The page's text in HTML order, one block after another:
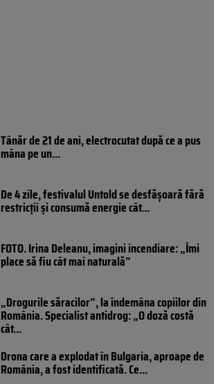
Tânăr de 21 de ani, electrocutat după ce a pus
mâna pe un...
De 4 zile, festivalul Untold se desfășoară fără
restricții și consumă energie cât...
FOTO. Irina Deleanu, imagini incendiare: „Îmi
place să fiu cât mai naturală”
„Drogurile săracilor”, la îndemâna copiilor din
România. Specialist antidrog: „O doză costă
cât...
Drona care a explodat în Bulgaria, aproape de
România, a fost identificată. Ce...